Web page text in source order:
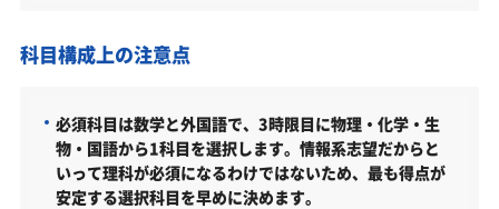
金沢工業大学情報フロンティア学部の入試日程
金沢工業大学情報フロンティア学部の受験情報
金沢工業大学情報フロンティア学部の入試方式
学生募集停止（共通／2027年度）
科目構成上の注意点
必須科目は数学と外国語で、3時限目に物理・化学・生
物・国語から1科目を選択します。情報系志望だからと
いって理科が必須になるわけではないため、最も得点が
安定する選択科目を早めに決めます。